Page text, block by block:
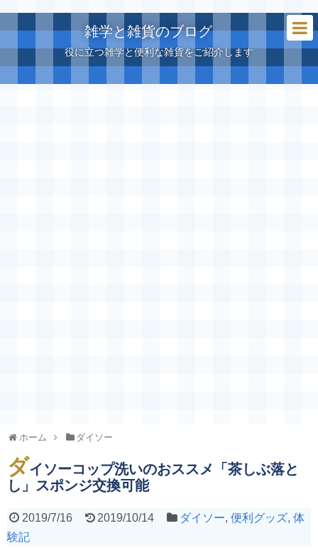
雑学と雑貨のブログ
役に立つ雑学と便利な雑貨をご紹介します
ホーム ダイソー
ダイソーコップ洗いのおススメ「茶しぶ落と
し」スポンジ交換可能
2019/7/16 2019/10/14 ダイソー,便利グッズ,体
験記